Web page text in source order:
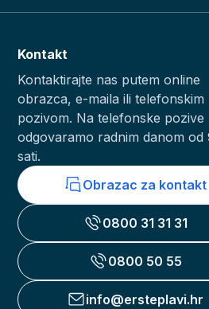
Kontakt
Kontaktirajte nas putem online
obrazca, e-maila ili telefonskim
pozivom. Na telefonske pozive
odgovaramo radnim danom od
sati.
Obrazac za kontakt
0800 31 31 31
0800 50 55
info@ersteplavi.hr